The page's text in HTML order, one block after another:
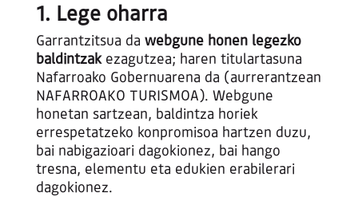
1. Lege oharra
Garrantzitsua da webgune honen legezko
baldintzakezagutzea; haren titulartasuna
Nafarroako Gobernuarena da (aurrerantzean
NAFARROAKO TURISMOA). Webgune
honetan sartzean, baldintza horiek
errespetatzeko konpromisoa hartzen duzu,
bai nabigazioari dagokionez, bai hango
tresna, elementu eta edukien erabilerari
dagokionez.